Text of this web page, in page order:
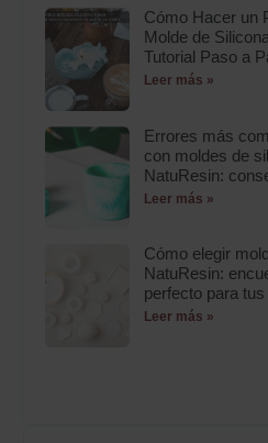
Cómo Hacer un
Molde de
Tutorial Paso a
Leer más »
Errores más
con moldes de
NatuResin:
Leer más »
Cómo elegir
NatuResin:
perfecto para
Leer más »